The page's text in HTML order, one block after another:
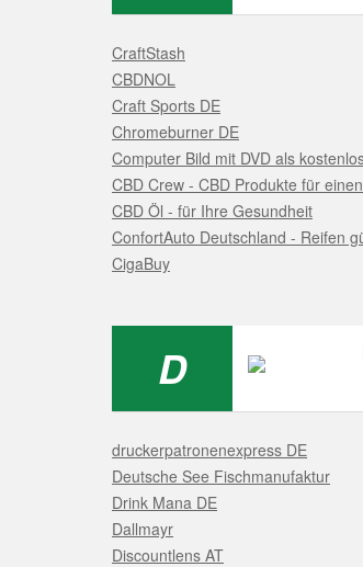
CraftStash
CBDNOL
Craft Sports DE
Chromeburner DE
Computer Bild mit DVD als
CBD Crew - CBD Produkte für
CBD Öl - für Ihre Gesundheit
ConfortAuto Deutschland - Reifen
CigaBuy
D
druckerpatronenexpress DE
Deutsche See Fischmanufaktur
Drink Mana DE
Dallmayr
Discountlens AT